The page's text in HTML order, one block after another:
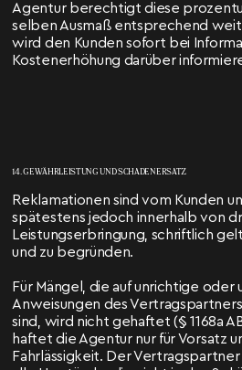
Agentur berechtigt diese
selben Ausmaß entsprechend
wird den Kunden sofort bei
Kostenerhöhung darüber
14. GEWÄHRLEISTUNG UND SCHADENERSATZ
Reklamationen sind vom Kunden
spätestens jedoch innerhalb von
Leistungserbringung, schriftlich
und zu begründen.
Für Mängel, die auf unrichtige oder
Anweisungen des
sind, wird nicht gehaftet (§ 1168a
haftet die Agentur nur für Vorsatz
Fahrlässigkeit. Der